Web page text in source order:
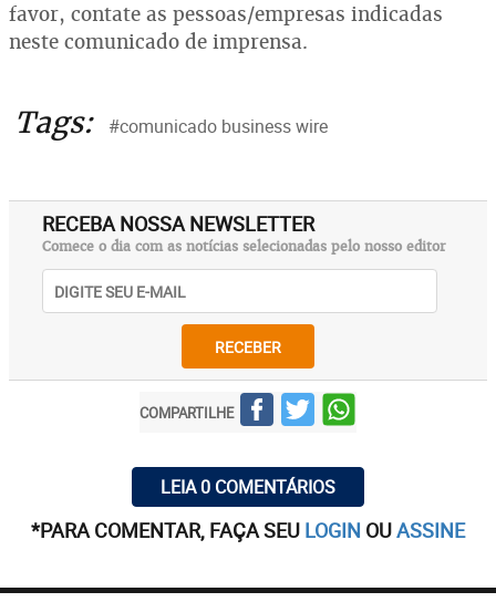
favor, contate as pessoas/empresas indicadas
neste comunicado de imprensa.
Tags: #comunicado business wire
RECEBA NOSSA NEWSLETTER
Comece o dia com as notícias selecionadas pelo nosso editor
RECEBER
COMPARTILHE
LEIA 0 COMENTÁRIOS
*PARA COMENTAR, FAÇA SEU LOGIN OUASSINE